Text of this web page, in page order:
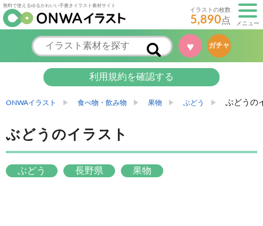
無料で使えるゆるかわいい手書きイラスト素材サイト
イラストの枚数
5,890点 メニュー
♥ ガチャ
利用規約を確認する
ONWAイラスト 食べ物・飲み物 果物 ぶどう ぶどうの
ぶどうのイラスト
ぶどう 長野県 果物